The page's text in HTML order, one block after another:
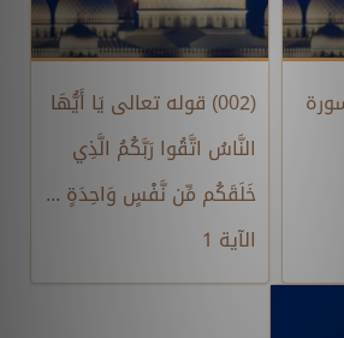
(002) قوله تعالى يَا أَيُّهَا
النَّاسُ اتَّقُوا رَبَّكُمُ الَّذِي
خَلَقَكُم مِّن نَّفْسٍ وَاحِدَةٍ ...
الآية 1